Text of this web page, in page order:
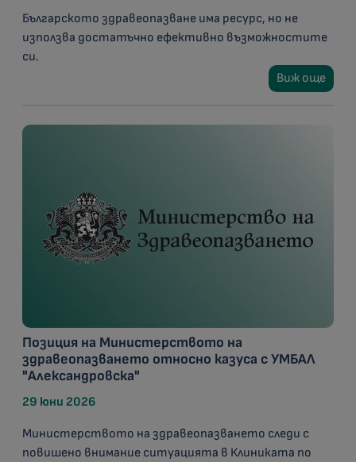
Българското здравеопазване има ресурс, но не
използва достатъчно ефективно възможностите
си.
Виж още
Позиция на Министерството на
здравеопазването относно казуса с УМБАЛ
"Александровска"
29 юни 2026
Министерството на здравеопазването следи с
повишено внимание ситуацията в Клиниката по